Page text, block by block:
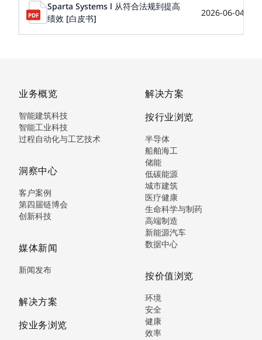
Sparta Systems l 从符合法规到提高
绩效 [白皮书]
2026-06-04
业务概览
智能建筑科技
智能工业科技
过程自动化与工艺技术
洞察中心
客户案例
第四届链博会
创新科技
媒体新闻
新闻发布
解决方案
按业务浏览
解决方案
按行业浏览
半导体
船舶海工
储能
低碳能源
城市建筑
医疗健康
生命科学与制药
高端制造
新能源汽车
数据中心
按价值浏览
环境
安全
健康
效率